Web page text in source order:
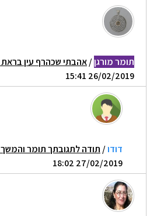
תומר מורגן/אהבתי שכהרף עין בראת
26/02/2019 15:41
דודו/ תודה לתגובתך תומר והמשך
27/02/2019 18:02